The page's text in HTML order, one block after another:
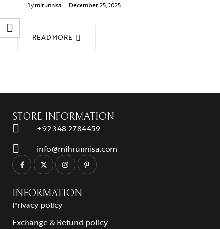
Bymirunnisa December 25, 2025
READ MORE
STORE INFORMATION
+92 348 2784459
info@mihrunnisa.com
INFORMATION
Privacy policy
Exchange & Refund policy